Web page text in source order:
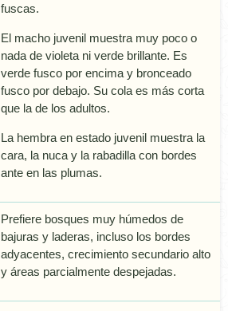
fuscas.
El macho juvenil muestra muy poco o
nada de violeta ni verde brillante. Es
verde fusco por encima y bronceado
fusco por debajo. Su cola es más corta
que la de los adultos.
La hembra en estado juvenil muestra la
cara, la nuca y la rabadilla con bordes
ante en las plumas.
Prefiere bosques muy húmedos de
bajuras y laderas, incluso los bordes
adyacentes, crecimiento secundario alto
y áreas parcialmente despejadas.